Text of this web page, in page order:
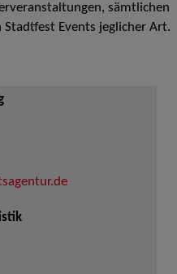
sämtlichen
Events jeglicher Art.